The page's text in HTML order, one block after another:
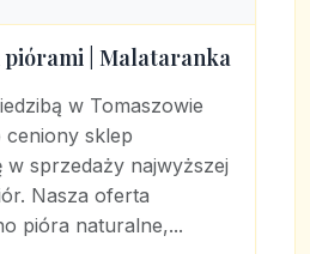
piórami | Malataranka
w Tomaszowie
ceniony sklep
w sprzedaży najwyższej
Nasza oferta
pióra naturalne,...